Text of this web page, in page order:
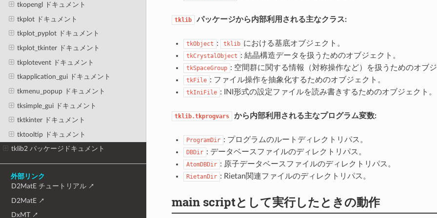
tkopengl ドキュメント
tkplot ドキュメント
tkplot_pyplot ドキュメント
tkplot_tkinter ドキュメント
tkplotevent ドキュメント
tkapplication_gui ドキュメント
tkmenu_popup ドキュメント
tksimple_gui ドキュメント
tktkinter ドキュメント
tktooltip ドキュメント
tklib2 パッケージドキュメント
外部リンク
D2MatE チュートリアル
D2MatE
DxMT
tklib パッケージから内部利用される主なクラス:
tkObject : tklib における基底オブジェクト。
tkCrystalObject : 結晶構造データを扱うためのオブジェクト。
tkSpaceGroup : 空間群に関する情報（対称操作など）を扱うためのオブジ
tkFile : ファイル操作を抽象化するためのオブジェクト。
tkIniFile : INI形式の設定ファイルを読み書きするためのオブジェクト。
tklib.tkprogvars から内部利用される主なプログラム変数:
ProgramDir : プログラムのルートディレクトリパス。
DBDir : データベースファイルのディレクトリパス。
AtomDBDir : 原子データベースファイルのディレクトリパス。
RietanDir : Rietan関連ファイルのディレクトリパス。
main scriptとして実行したときの動作